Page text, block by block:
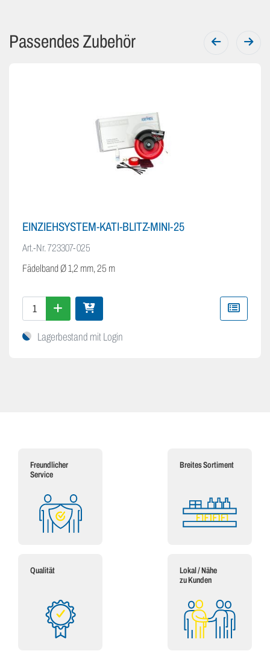
Passendes Zubehör
EINZIEHSYSTEM-KATI-BLITZ-MINI-25
Art.-Nr.723307-025
Fädelband Ø 1,2 mm, 25 m
Lagerbestand mit Login
Freundlicher
Service
Breites Sortiment
Qualität
Lokal / Nähe
zu Kunden